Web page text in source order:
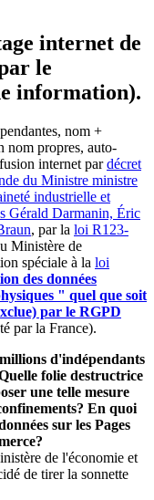
internet de
le
information).
nom +
nom propres, auto-
internet pardécret
du Ministre ministre
industrielle et
Gérald Darmanin, Éric
, par la loi R123-
Ministère de
spéciale à la loi
des données
" quel que soit
par le RGPD
par la France).
d'indépendants
folie destructrice
une telle mesure
En quoi
sur les Pages
de l'économie et
de tirer la sonnette